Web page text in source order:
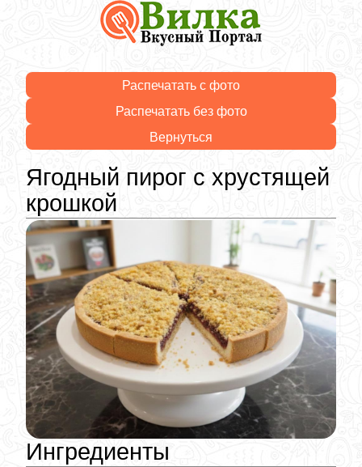
Распечатать с фото
Распечатать без фото
Вернуться
Ягодный пирог с хрустящей
крошкой
Ингредиенты